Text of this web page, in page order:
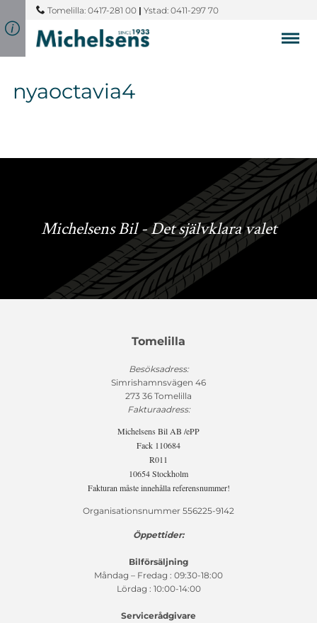
Tomelilla: 0417-281 00 | Ystad: 0411-297 70
nyaoctavia4
Michelsens Bil - Det självklara valet
Tomelilla
Besöksadress:
Simrishamnsvägen 46
273 36 Tomelilla
Fakturaadress:
Michelsens Bil AB /ePP
Fack 110684
R011
10654 Stockholm
Fakturan måste innehålla referensnummer!
Organisationsnummer 556225-9142
Öppettider:
Bilförsäljning
Måndag – Fredag : 09:30-18:00
Lördag : 10:00-14:00
Servicerådgivare